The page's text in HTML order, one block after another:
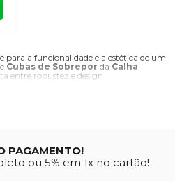
para a funcionalidade e a estética de um
Cubas de Sobrepor da Calha
entre robustez e design
que não apenas compõem o
impactos. É a escolha ideal para quem
simplificada, sem abrir mão da
PAGAMENTO!
ou 5% em 1x no cartão!